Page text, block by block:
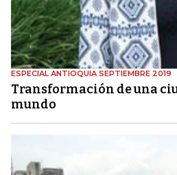
ESPECIAL ANTIOQUIA SEPTIEMBRE 2019
Transformación de una
mundo